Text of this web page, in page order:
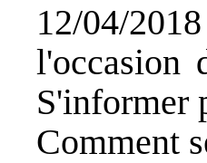
12/04/
l'occasion
S'informer
Comment